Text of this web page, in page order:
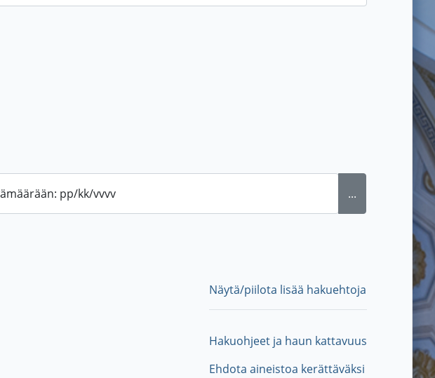
pp/kk/vvvv ...
Näytä/piilota lisää hakuehtoja
Hakuohjeet ja haun kattavuus
Ehdota aineistoa kerättäväksi